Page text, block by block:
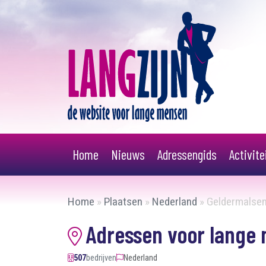
Home Nieuws Adressengids
Home » Plaatsen » Nederland »
Adressen voor lange
507bedrijven Nederland